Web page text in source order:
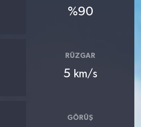
%90
RÜZGAR
5 km/s
GÖRÜŞ